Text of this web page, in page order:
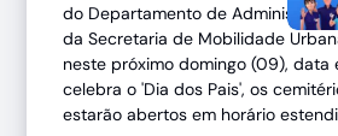
do Departamento de
da Secretaria de Mobilidade
neste próximo domingo (09), data
celebra o 'Dia dos Pais', os
estarão abertos em horário